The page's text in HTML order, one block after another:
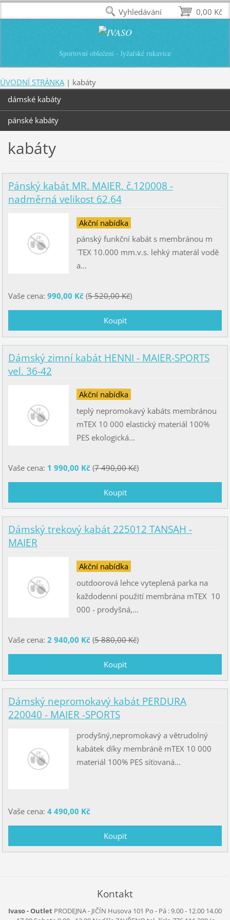
Sportovní oblečení - lyžařské rukavice
ÚVODNÍ STRÁNKA | kabáty
dámské kabáty
pánské kabáty
kabáty
Pánský kabát MR. MAIER, č.120008 -
nadměrná velikost 62,64
Akční nabídka
pánský funkční kabát s membránou m
´TEX 10.000 mm.v.s. lehký materál vodě
a...
Vaše cena: 990,00 Kč(5 520,00 Kč)
Dámský zimní kabát HENNI - MAIER-SPORTS
vel. 36-42
Akční nabídka
teplý nepromokavý kabáts membránou
mTEX 10 000 elastický materiál 100%
PES ekologická...
Vaše cena: 1 990,00 Kč(7 490,00 Kč)
Dámský trekový kabát 225012 TANSAH -
MAIER
Akční nabídka
outdoorová lehce vyteplená parka na
každodenní použití membrána mTEX 10
000 - prodyšná,...
Vaše cena: 2 940,00 Kč(5 880,00 Kč)
Dámský nepromokavý kabát PERDURA
220040 - MAIER -SPORTS
prodyšný,nepromokavý a větrudolný
kabátek díky membráně mTEX 10 000
materiál 100% PES síťovaná...
Vaše cena: 4 490,00 Kč
Kontakt
Ivaso - Outlet PRODEJNA - JIČÍN Husova 101 Po - Pá :9.00 - 12.00 14.00
0,00 Kč
Vyhledávání